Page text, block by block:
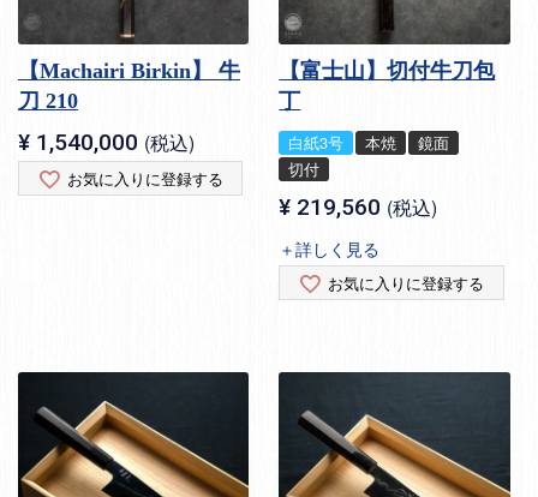
【Machairi Birkin】 牛
刀 210
¥ 1,540,000 税込
お気に入りに登録する
【富士山】切付牛刀包
丁
白紙3号 本焼
鏡面
切付
¥ 219,560 税込
＋詳しく見る
お気に入りに登録する